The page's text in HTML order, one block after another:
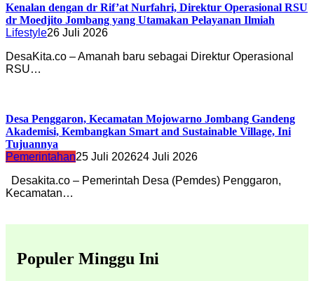
Kenalan dengan dr Rif’at Nurfahri, Direktur Operasional RSU
dr Moedjito Jombang yang Utamakan Pelayanan Ilmiah
Lifestyle26 Juli 2026
DesaKita.co – Amanah baru sebagai Direktur Operasional
RSU…
Desa Penggaron, Kecamatan Mojowarno Jombang Gandeng
Akademisi, Kembangkan Smart and Sustainable Village, Ini
Tujuannya
Pemerintahan25 Juli 202624 Juli 2026
Desakita.co – Pemerintah Desa (Pemdes) Penggaron,
Kecamatan…
Populer Minggu Ini